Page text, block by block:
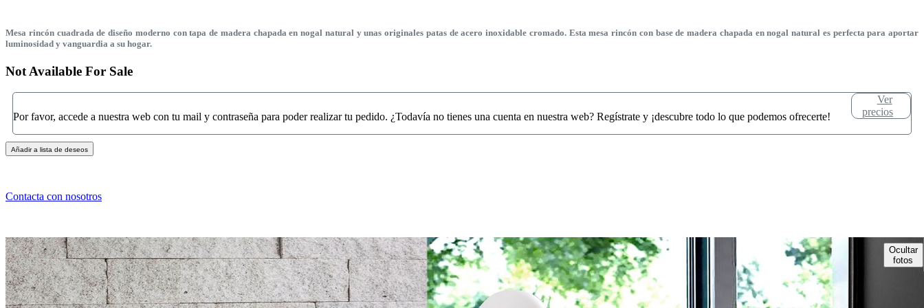
Mesa rincón cuadrada de diseño moderno con tapa de madera chapada en nogal natural y unas originales patas de acero inoxidable cromado. Esta mesa rincón con base de madera chapada en nogal natural es perfecta para aportar
luminosidad y vanguardia a su hogar.
Not Available For Sale
Por favor, accede a nuestra web con tu mail y contraseña para poder realizar tu pedido. ¿Todavía no tienes una cuenta en nuestra web? Regístrate y ¡descubre todo lo que podemos ofrecerte!
Ver
precios
Añadir a lista de deseos
Contacta con nosotros
Ocultar
fotos